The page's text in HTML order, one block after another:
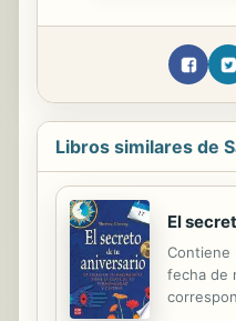
Libros similares de
El
Contiene
fecha de